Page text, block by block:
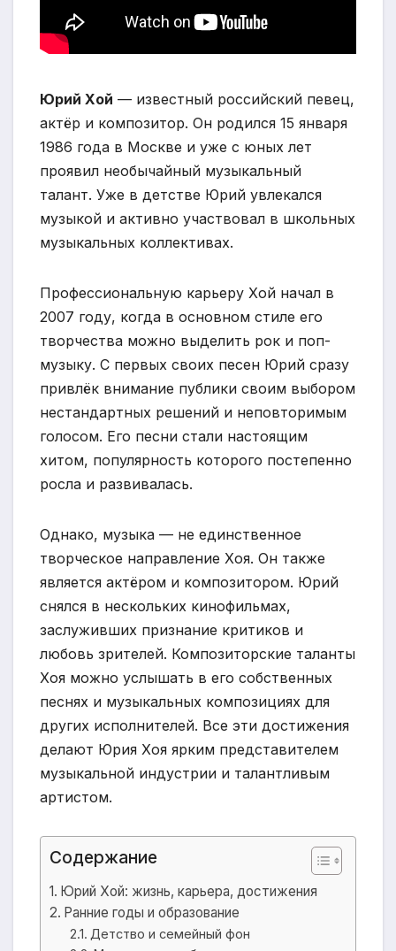
Юрий Хой — известный российский певец,
актёр и композитор. Он родился 15 января
1986 года в Москве и уже с юных лет
проявил необычайный музыкальный
талант. Уже в детстве Юрий увлекался
музыкой и активно участвовал в школьных
музыкальных коллективах.
Профессиональную карьеру Хой начал в
2007 году, когда в основном стиле его
творчества можно выделить рок и поп-
музыку. С первых своих песен Юрий сразу
привлёк внимание публики своим выбором
нестандартных решений и неповторимым
голосом. Его песни стали настоящим
хитом, популярность которого постепенно
росла и развивалась.
Однако, музыка — не единственное
творческое направление Хоя. Он также
является актёром и композитором. Юрий
снялся в нескольких кинофильмах,
заслуживших признание критиков и
любовь зрителей. Композиторские таланты
Хоя можно услышать в его собственных
песнях и музыкальных композициях для
других исполнителей. Все эти достижения
делают Юрия Хоя ярким представителем
музыкальной индустрии и талантливым
артистом.
Содержание
Юрий Хой: жизнь, карьера, достижения
Ранние годы и образование
Детство и семейный фон